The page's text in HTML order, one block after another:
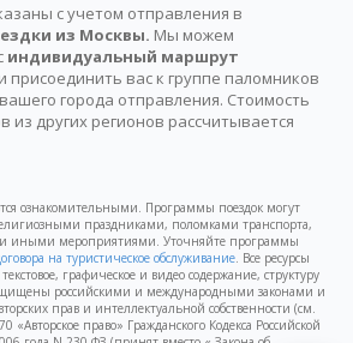
с учетом отправления в
из Москвы. Мы можем
индивидуальный маршрут
присоединить вас к группе паломников
города отправления. Стоимость
из других регионов рассчитывается
ознакомительными. Программы поездок могут
праздниками, поломками транспорта,
иными мероприятиями. Уточняйте программы
на туристическое обслуживание. Все ресурсы
графическое и видео содержание, структуру
российскими и международными законами и
прав и интеллектуальной собственности (см.
«Авторское право» Гражданского Кодекса Российской